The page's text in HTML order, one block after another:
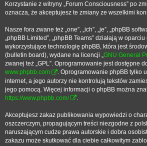
Korzystanie z witryny „Forum Consciousness” po
oznacza, że akceptujesz te zmiany ze wszelkimi
Nasze fora zwane też „one”, „ich”, „je”, „phpBB
„phpBB Limited”, „phpBB Teams” działają w
wykorzystujące technologię phpBB, która jest
(bulletin board), wydane na licencji „GNU General
zwanej też „GPL”. Oprogramowanie jest dostępne
www.phpbb.com
. Oprogramowanie phpBB tylko
internet, a jego autorzy nie kontrolują tekstów
jego pomocą. Więcej informacji o phpBB można
https://www.phpbb.com/
Akceptujesz zakaz publikowania wypowiedzi o
oszczerczym, propagującym treści niezgodne z
naruszającym cudze prawa autorskie i dobra
zakazu może skutkować dla ciebie całkowitym